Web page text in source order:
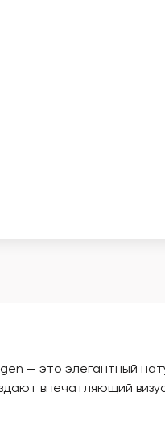
— это элегантный
впечатляющий